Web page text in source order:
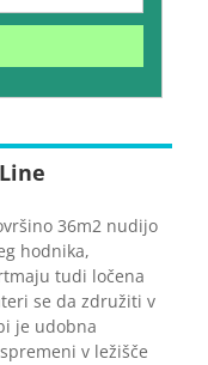
36m2 nudijo
hodnika,
tudi ločena
se da združiti v
je udobna
v ležišče